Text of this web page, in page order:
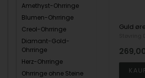
Amethyst-Ohrringe
Blumen-Ohrringe
Creol-Ohrringe
Diamant-Gold-
Ohrringe
Herz-Ohrringe
Ohrringe ohne Steine